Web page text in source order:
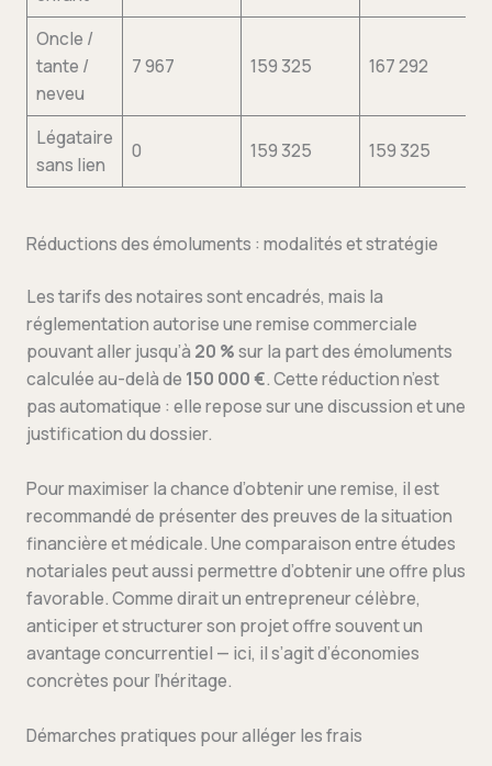
Oncle /
tante /
neveu
7 967 159 325 167 292
Légataire
sans lien
0 159 325 159 325
Réductions des émoluments : modalités et stratégie
Les tarifs des notaires sont encadrés, mais la
réglementation autorise une remise commerciale
pouvant aller jusqu’à 20 %sur la part des émoluments
calculée au-delà de 150 000 €. Cette réduction n’est
pas automatique : elle repose sur une discussion et une
justification du dossier.
Pour maximiser la chance d’obtenir une remise, il est
recommandé de présenter des preuves de la situation
financière et médicale. Une comparaison entre études
notariales peut aussi permettre d’obtenir une offre plus
favorable. Comme dirait un entrepreneur célèbre,
anticiper et structurer son projet offre souvent un
avantage concurrentiel — ici, il s’agit d’économies
concrètes pour l’héritage.
Démarches pratiques pour alléger les frais